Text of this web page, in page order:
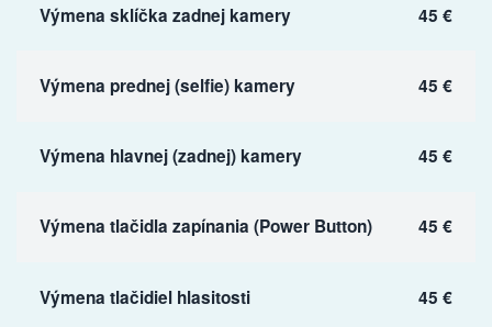
Výmena sklíčka zadnej kamery 45 €
Výmena prednej (selfie) kamery 45 €
Výmena hlavnej (zadnej) kamery 45 €
Výmena tlačidla zapínania (Power Button) 45 €
Výmena tlačidiel hlasitosti 45 €